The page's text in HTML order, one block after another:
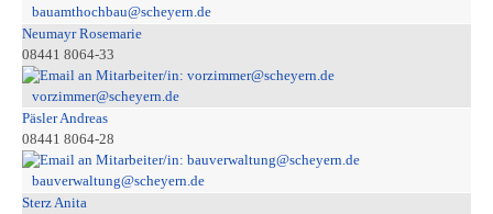
bauamthochbau@scheyern.de
Neumayr Rosemarie
08441 8064-33
vorzimmer@scheyern.de
Päsler Andreas
08441 8064-28
bauverwaltung@scheyern.de
Sterz Anita